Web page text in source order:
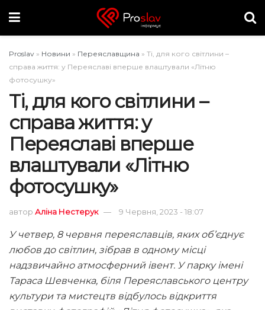
Proslav » Новини » Переяславщина » Ті, для кого світлини –
справа життя: у Переяславі вперше влаштували «Літню
фотосушку»
Ті, для кого світлини –
справа життя: у
Переяславі вперше
влаштували «Літню
фотосушку»
автор Аліна Нестерук 9 Червня, 2023 - 18:07
У четвер, 8 червня переяславців, яких об’єднує
любов до світлин, зібрав в одному місці
надзвичайно атмосферний івент. У парку імені
Тараса Шевченка, біля Переяславського центру
культури та мистецтв відбулось відкриття